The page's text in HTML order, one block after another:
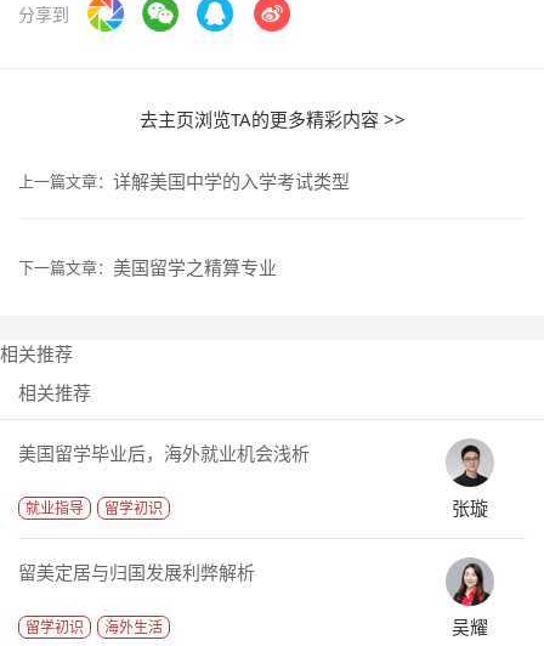
分享到
去主页浏览TA的更多精彩内容 >>
上一篇文章： 详解美国中学的入学考试类型
下一篇文章： 美国留学之精算专业
相关推荐
相关推荐
美国留学毕业后，海外就业机会浅析
就业指导 留学初识 张璇
留美定居与归国发展利弊解析
留学初识 海外生活 吴耀